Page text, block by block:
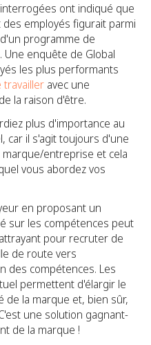
ont indiqué que
employés figurait parmi
programme de
Une enquête de Global
les plus performants
travailler avec une
la raison d'être.
plus d'importance au
car il s'agit toujours d'une
entreprise et cela
vous abordez vos
en proposant un
sur les compétences peut
pour recruter de
de route vers
des compétences. Les
permettent d'élargir le
la marque et, bien sûr,
une solution gagnant-
de la marque !